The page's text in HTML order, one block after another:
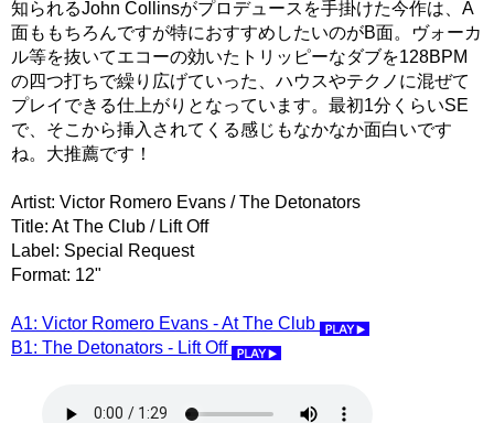
知られるJohn Collinsがプロデュースを手掛けた今作は、A
面ももちろんですが特におすすめしたいのがB面。ヴォーカ
ル等を抜いてエコーの効いたトリッピーなダブを128BPM
の四つ打ちで繰り広げていった、ハウスやテクノに混ぜて
プレイできる仕上がりとなっています。最初1分くらいSE
で、そこから挿入されてくる感じもなかなか面白いです
ね。大推薦です！
Artist: Victor Romero Evans / The Detonators
Title: At The Club / Lift Off
Label: Special Request
Format: 12"
A1: Victor Romero Evans - At The Club
B1: The Detonators - Lift Off